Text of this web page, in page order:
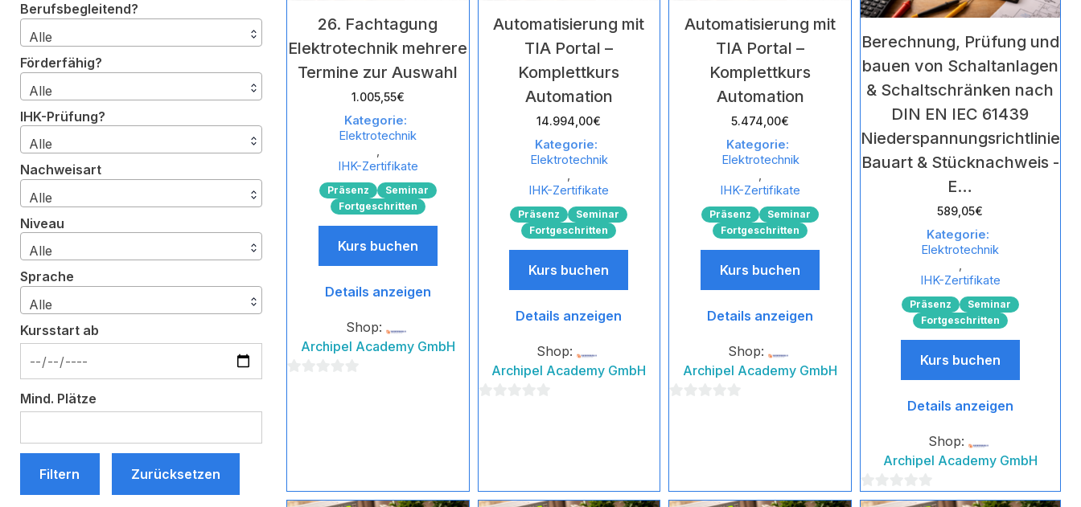
26. Fachtagung
Elektrotechnik mehrere
Termine zur Auswahl
1.005,55€
Kategorie:
Elektrotechnik
,
IHK-Zertifikate
Präsenz
Seminar
Fortgeschritten
Kurs buchen
Details anzeigen
Shop:
Archipel Academy GmbH
Automatisierung mit
TIA Portal –
Komplettkurs
Automation
14.994,00€
Kategorie:
Elektrotechnik
,
IHK-Zertifikate
Präsenz
Seminar
Fortgeschritten
Kurs buchen
Details anzeigen
Shop:
Archipel Academy GmbH
Automatisierung mit
TIA Portal –
Komplettkurs
Automation
5.474,00€
Kategorie:
Elektrotechnik
,
IHK-Zertifikate
Präsenz
Seminar
Fortgeschritten
Kurs buchen
Details anzeigen
Shop:
Archipel Academy GmbH
Berechnung, Prüfung und
bauen von Schaltanlagen
& Schaltschränken nach
DIN EN IEC 61439
Niederspannungsrichtlinie
Bauart & Stücknachweis -
E…
589,05€
Kategorie:
Elektrotechnik
,
IHK-Zertifikate
Präsenz
Seminar
Fortgeschritten
Kurs buchen
Details anzeigen
Shop:
Archipel Academy GmbH
0
Berufsbegleitend?
Alle
Förderfähig?
Alle
IHK-Prüfung?
Alle
Nachweisart
Alle
Niveau
Alle
Sprache
Alle
Kursstart ab
Mind. Plätze
Filtern Zurücksetzen